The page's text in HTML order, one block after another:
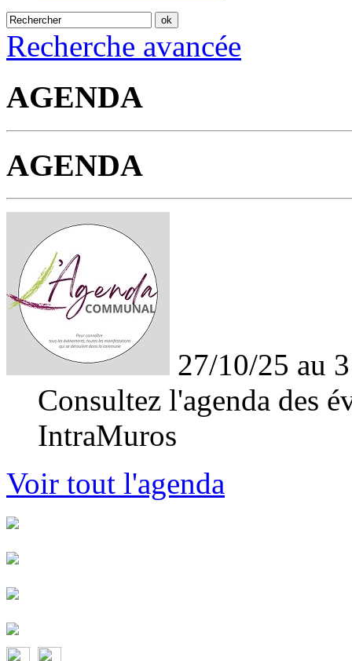
Recherche avancée
AGENDA
AGENDA
27/10/25 au
Consultez l'agenda des
IntraMuros
Voir tout l'agenda